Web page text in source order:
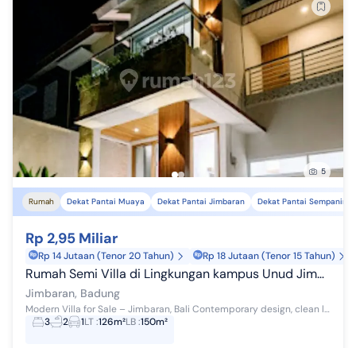
5
Rumah Dekat Pantai Muaya Dekat Pantai Jimbaran Dekat Pantai Sempaning
Rp 2,95 Miliar
Rp 14 Jutaan (Tenor 20 Tahun) Rp 18 Jutaan (Tenor 15 Tahun)
Rumah Semi Villa di Lingkungan kampus Unud Jimbaran
Jimbaran, Badung
Modern Villa for Sale – Jimbaran, Bali Contemporary design, clean lines, and tropical touches—this stunning 2-storey villa in Jimbaran is perfe...
3
2 1LT:126m²LB:150m²